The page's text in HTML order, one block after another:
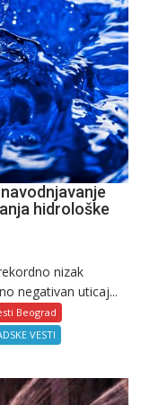
hidrološke
nizak
negativan uticaj...
Beograd
VESTI